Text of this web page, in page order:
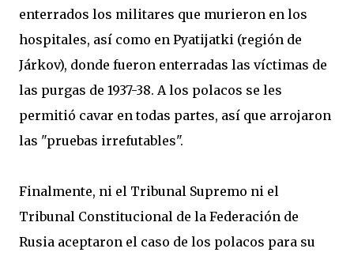
enterrados los militares que murieron en los
hospitales, así como en Pyatijatki (región de
Járkov), donde fueron enterradas las víctimas de
las purgas de 1937-38. A los polacos se les
permitió cavar en todas partes, así que arrojaron
las "pruebas irrefutables".
Finalmente, ni el Tribunal Supremo ni el
Tribunal Constitucional de la Federación de
Rusia aceptaron el caso de los polacos para su